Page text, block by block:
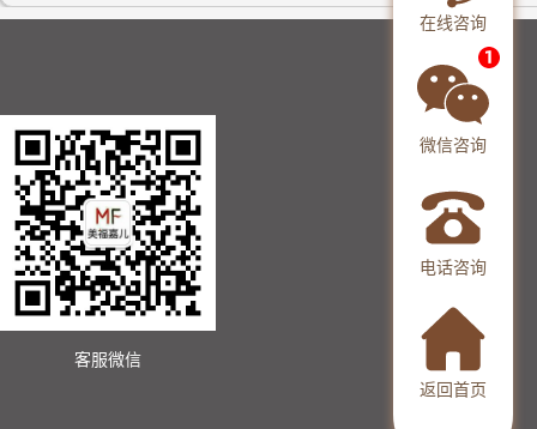
在线咨询
微信咨询
电话咨询
返回首页
客服微信